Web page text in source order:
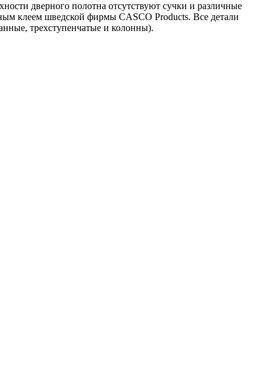
дверного полотна отсутствуют сучки и различные
клеем шведской фирмы CASCO Products. Все детали
трехступенчатые и колонны).